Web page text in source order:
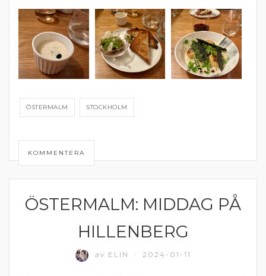
ÖSTERMALM STOCKHOLM
KOMMENTERA
ÖSTERMALM
ÖSTERMALM: MIDDAG PÅ
HILLENBERG
av ELIN 2024-01-11